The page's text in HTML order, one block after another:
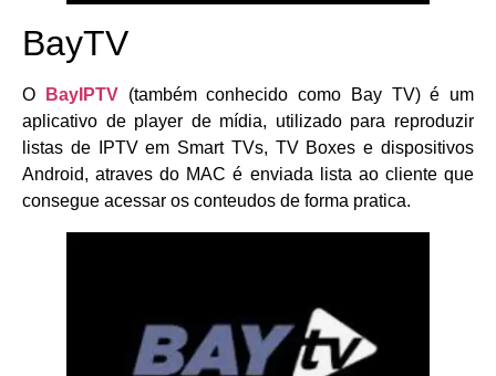
BayTV
O BayIPTV(também conhecido como Bay TV) é um
aplicativo de player de mídia, utilizado para reproduzir
listas de IPTV em Smart TVs, TV Boxes e dispositivos
Android, atraves do MAC é enviada lista ao cliente que
consegue acessar os conteudos de forma pratica.